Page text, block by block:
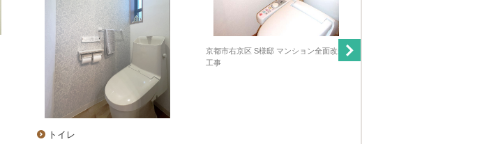
トイレ
京都市右京区 S様邸 マンション全面改装
工事